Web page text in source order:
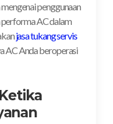
penggunaan
performa AC dalam
jasa tukang servis
AC Anda beroperasi